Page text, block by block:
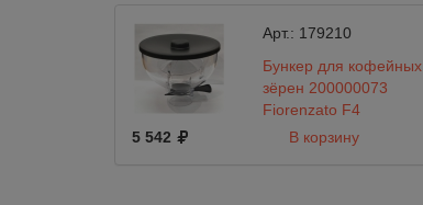
Арт.: 179210
Бункер для кофейных
зёрен 200000073
Fiorenzato F4
5 542
В корзину